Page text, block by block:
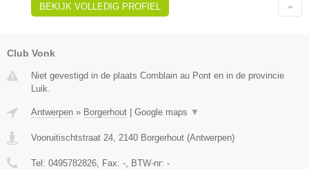
BEKIJK VOLLEDIG PROFIEL
Club Vonk
Niet gevestigd in de plaats Comblain au Pont en in de provincie
Luik.
Antwerpen » Borgerhout | Google maps ▼
Vooruitischtstraat 24 2140 Borgerhout (Antwerpen)
Tel: 0495782826 , Fax: - , BTW-nr: -